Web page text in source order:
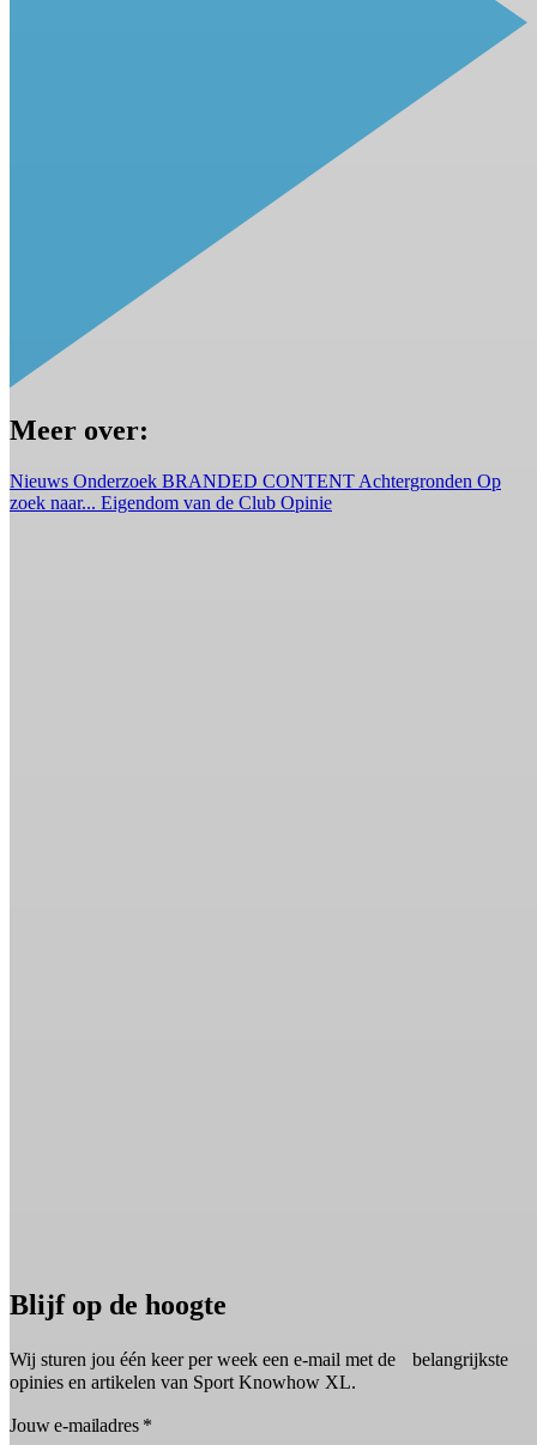
Meer over:
Nieuws Onderzoek BRANDED CONTENT Achtergronden Op
zoek naar... Eigendom van de Club Opinie
Blijf op de hoogte
Wij sturen jou één keer per week een e-mail met de belangrijkste
opinies en artikelen van Sport Knowhow XL.
Jouw e-mailadres *